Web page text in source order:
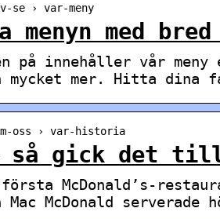
se › var-meny
menyn med
på innehåller vår
mer. Hitta dina
oss › var-historia
gick det till
McDonald’s-
Mac McDonald